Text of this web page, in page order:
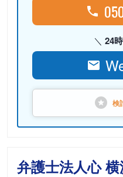
24
検
弁護士法人心